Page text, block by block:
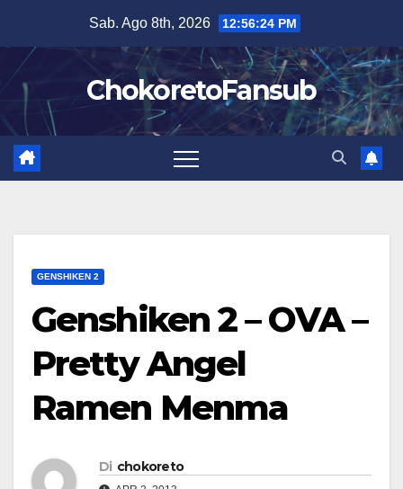
contenuto
Sab. Ago 8th, 2026 12:56:25 PM
ChokoretoFansub
GENSHIKEN 2
Genshiken 2 – OVA –
Pretty Angel
Ramen Menma
Di chokoreto